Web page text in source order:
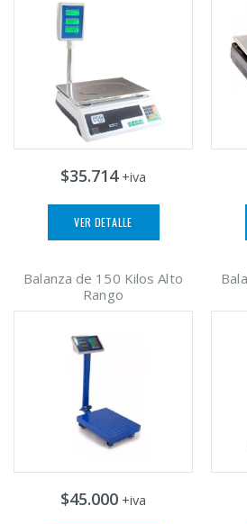
$35.714+iva
VER DETALLE
Balanza de 150 Kilos Alto
Rango
$45.000 +iva